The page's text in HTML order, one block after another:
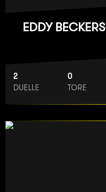
EDDY BECKERS
2
DUELLE
0
TORE